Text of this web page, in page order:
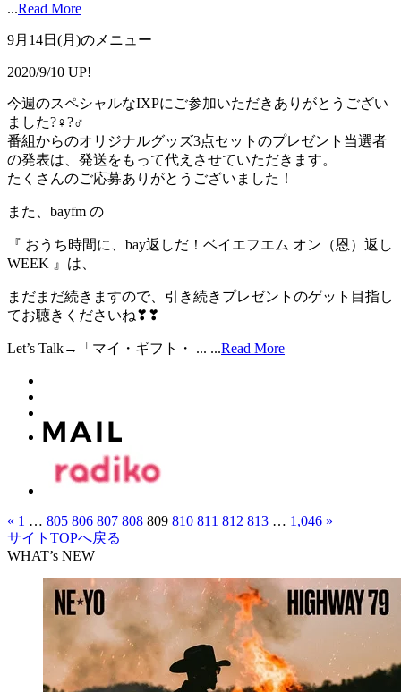
...Read More
9月14日(月)のメニュー
2020/9/10 UP!
今週のスペシャルなIXPにご参加いただきありがとうござい
ました?‍♀️?‍♂️
番組からのオリジナルグッズ3点セットのプレゼント当選者
の発表は、発送をもって代えさせていただきます。
たくさんのご応募ありがとうございました！
また、bayfm の
『 おうち時間に、bay返しだ！ベイエフエム オン（恩）返し
WEEK 』は、
まだまだ続きますので、引き続きプレゼントのゲット目指し
てお聴きくださいね❣❣
Let’s Talk→「マイ・ギフト・ ... ...Read More
« 1 … 805 806 807 808 809 810 811 812 813 … 1,046 »
サイトTOPへ戻る
WHAT’s NEW